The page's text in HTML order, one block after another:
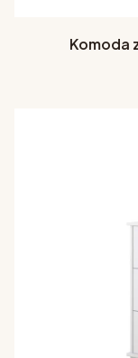
Komoda